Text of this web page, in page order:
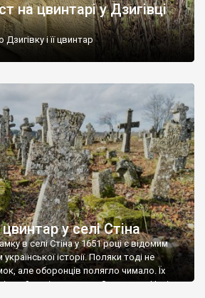
на цвинтарі у Дзигівці
і її цвинтар
у селі Стіна
в селі Стіна у 1651 році є відомим
історії. Поляки тоді не
але оборонців полягло чимало. Їх
який тоді називався Замковим. Нині на